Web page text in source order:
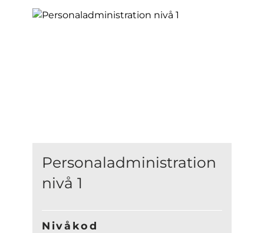
Personaladministration
nivå 1
Nivåkod